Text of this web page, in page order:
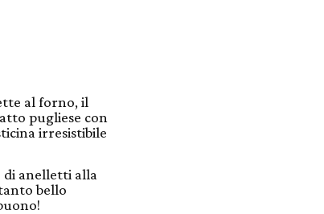
al forno, il
pugliese con
irresistibile
di anelletti alla
bello